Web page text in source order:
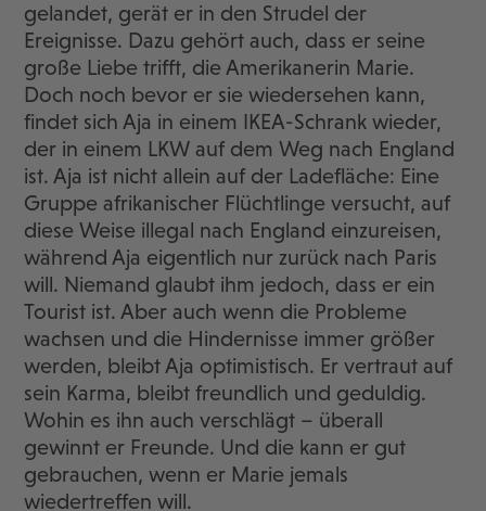
gelandet, gerät er in den Strudel der
Ereignisse. Dazu gehört auch, dass er seine
große Liebe trifft, die Amerikanerin Marie.
Doch noch bevor er sie wiedersehen kann,
findet sich Aja in einem IKEA-Schrank wieder,
der in einem LKW auf dem Weg nach England
ist. Aja ist nicht allein auf der Ladefläche: Eine
Gruppe afrikanischer Flüchtlinge versucht, auf
diese Weise illegal nach England einzureisen,
während Aja eigentlich nur zurück nach Paris
will. Niemand glaubt ihm jedoch, dass er ein
Tourist ist. Aber auch wenn die Probleme
wachsen und die Hindernisse immer größer
werden, bleibt Aja optimistisch. Er vertraut auf
sein Karma, bleibt freundlich und geduldig.
Wohin es ihn auch verschlägt – überall
gewinnt er Freunde. Und die kann er gut
gebrauchen, wenn er Marie jemals
wiedertreffen will.